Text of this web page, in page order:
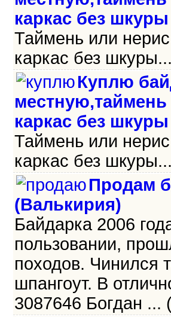
каркас без шкуры
Таймень или
каркас без
Куплю
каркас без шкуры
Таймень или
каркас без
Продам
(Валькирия)
Байдарка 2006
пользовании,
походов. Чинился
шпангоут. В
3087646 Богдан ...